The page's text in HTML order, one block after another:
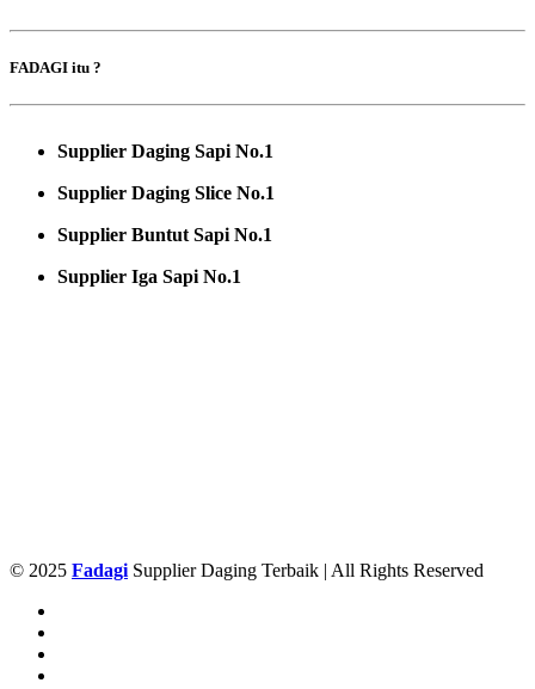
FADAGI itu ?
Supplier Daging Sapi No.1
Supplier Daging Slice No.1
Supplier Buntut Sapi No.1
Supplier Iga Sapi No.1
© 2025 Fadagi Supplier Daging Terbaik | All Rights Reserved